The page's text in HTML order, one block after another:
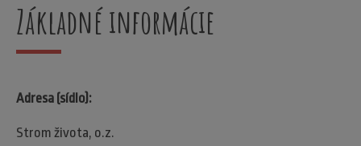
Základné informácie
Adresa (sídlo):
Strom života, o.z.